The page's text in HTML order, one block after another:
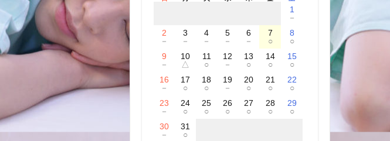
1
－
2
－
3
－
4
－
5
－
6
－
7
○
8
○
9
－
10
△
11
○
12
－
13
○
14
○
15
○
16
－
17
○
18
○
19
－
20
○
21
○
22
○
23
－
24
○
25
○
26
○
27
○
28
○
29
○
30
－
31
○